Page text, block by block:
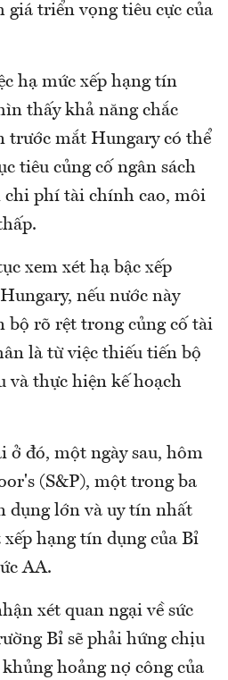
giá triển vọng tiêu cực của
hạ mức xếp hạng tín
thấy khả năng chắc
trước mắt Hungary có thể
tiêu củng cố ngân sách
chi phí tài chính cao, môi
xem xét hạ bậc xếp
nếu nước này
bộ rõ rệt trong củng cố tài
là từ việc thiếu tiến bộ
và thực hiện kế hoạch
ở đó, một ngày sau, hôm
(S&P), một trong ba
dụng lớn và uy tín nhất
hạng tín dụng của Bỉ
AA.
xét quan ngại về sức
Bỉ sẽ phải hứng chịu
hoảng nợ công của